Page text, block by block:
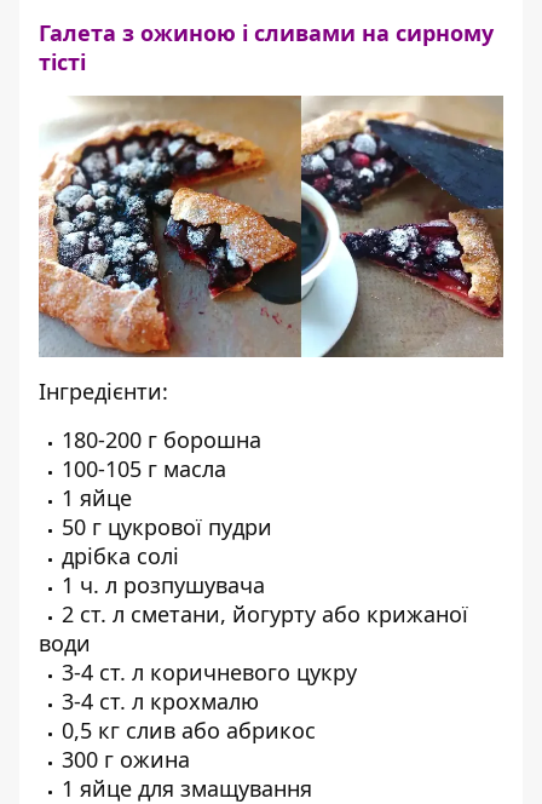
Галета з ожиною і сливами на сирному
тісті
Інгредієнти:
180-200 г борошна
100-105 г масла
1 яйце
50 г цукрової пудри
дрібка солі
1 ч. л розпушувача
2 ст. л сметани, йогурту або крижаної
води
3-4 ст. л коричневого цукру
3-4 ст. л крохмалю
0,5 кг слив або абрикос
300 г ожина
1 яйце для змащування